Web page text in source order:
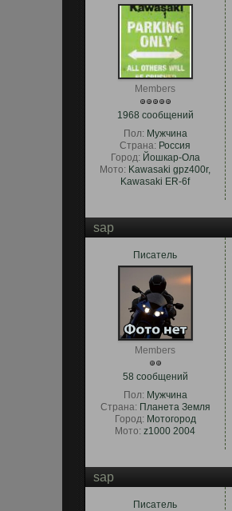
Members
1968 сообщений
Пол: Мужчина
Страна: Россия
Город: Йошкар-Ола
Мото: Kawasaki gpz400r,
Kawasaki ER-6f
sap
Писатель
Members
58 сообщений
Пол: Мужчина
Страна: Планета Земля
Город: Мотогород
Мото: z1000 2004
sap
Писатель